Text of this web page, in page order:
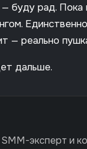
— буду рад.
— реально
дальше.
эксперт и